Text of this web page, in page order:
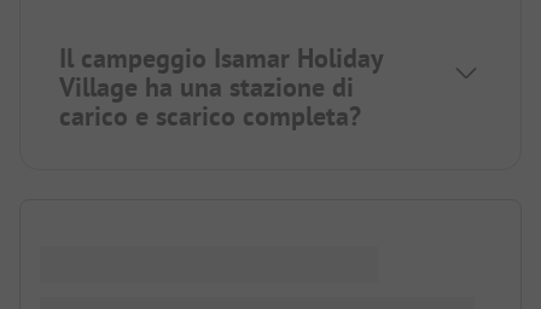
Il campeggio Isamar Holiday
Village ha una stazione di
carico e scarico completa?